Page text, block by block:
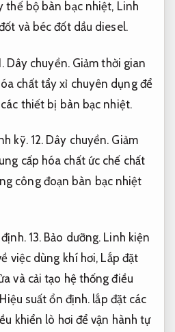
thế bộ bàn bạc nhiệt, Linh
và béc đốt dầu diesel.
Dây chuyền. Giảm thời gian
chất tẩy xỉ chuyên dụng để
thiết bị bàn bạc nhiệt.
kỹ.12. Dây chuyền. Giảm
cấp hóa chất ức chế chất
công đoạn bàn bạc nhiệt
13. Bảo dưỡng. Linh kiện
việc dùng khí hơi, Lắp đặt
và cải tạo hệ thống điều
Hiệu suất ổn định. lắp đặt các
khiển lò hơi để vận hành tự